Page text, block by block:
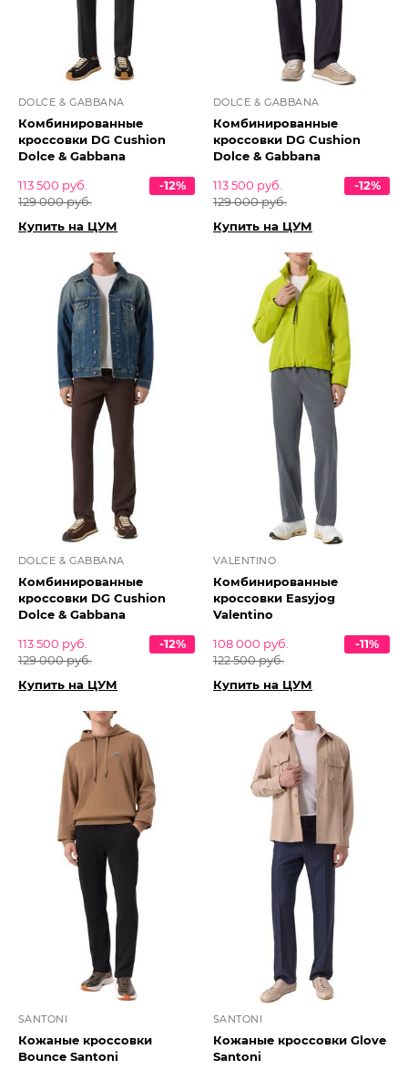
DOLCE & GABBANA
Комбинированные
кроссовки DG Cushion
Dolce & Gabbana
113 500 руб.
129 000 руб.
-12%
Купить на ЦУМ
DOLCE & GABBANA
Комбинированные
кроссовки DG Cushion
Dolce & Gabbana
113 500 руб.
129 000 руб.
-12%
Купить на ЦУМ
DOLCE & GABBANA
Комбинированные
кроссовки DG Cushion
Dolce & Gabbana
113 500 руб.
129 000 руб.
-12%
Купить на ЦУМ
VALENTINO
Комбинированные
кроссовки Easyjog
Valentino
108 000 руб.
122 500 руб.
-11%
Купить на ЦУМ
SANTONI
Кожаные кроссовки
Bounce Santoni
SANTONI
Кожаные кроссовки Glove
Santoni